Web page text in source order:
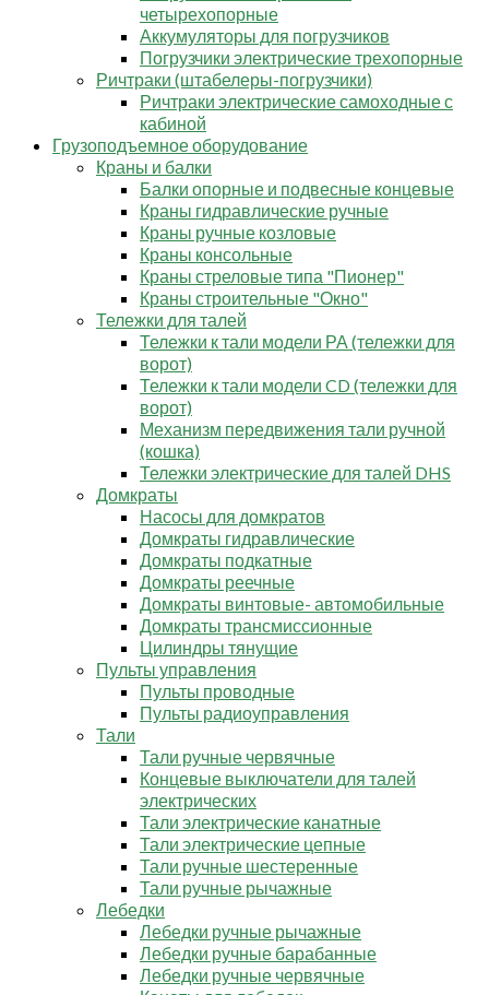
четырехопорные
Аккумуляторы для погрузчиков
Погрузчики электрические трехопорные
Ричтраки (штабелеры-погрузчики)
Ричтраки электрические самоходные с
кабиной
Грузоподъемное оборудование
Краны и балки
Балки опорные и подвесные концевые
Краны гидравлические ручные
Краны ручные козловые
Краны консольные
Краны стреловые типа "Пионер"
Краны строительные "Окно"
Тележки для талей
Тележки к тали модели РА (тележки для
ворот)
Тележки к тали модели CD (тележки для
ворот)
Механизм передвижения тали ручной
(кошка)
Тележки электрические для талей DHS
Домкраты
Насосы для домкратов
Домкраты гидравлические
Домкраты подкатные
Домкраты реечные
Домкраты винтовые- автомобильные
Домкраты трансмиссионные
Цилиндры тянущие
Пульты управления
Пульты проводные
Пульты радиоуправления
Тали
Тали ручные червячные
Концевые выключатели для талей
электрических
Тали электрические канатные
Тали электрические цепные
Тали ручные шестеренные
Тали ручные рычажные
Лебедки
Лебедки ручные рычажные
Лебедки ручные барабанные
Лебедки ручные червячные